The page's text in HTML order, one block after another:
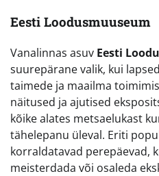
Eesti Loodusmuuseum
Vanalinnas asuv Eesti
suurepärane valik, kui
taimede ja maailma
näitused ja ajutised
kõike alates metsaelukast
tähelepanu üleval. Eriti
korraldatavad perepäevad,
meisterdada või osaleda